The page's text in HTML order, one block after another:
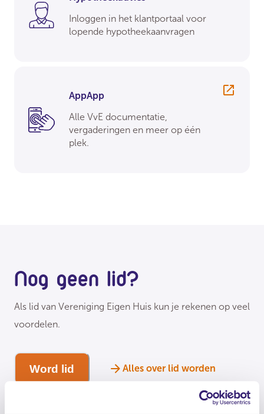
Inloggen in het klantportaal voor
lopende hypotheekaanvragen
AppApp
Alle VvE documentatie,
vergaderingen en meer op één
plek.
Nog geen lid?
Als lid van Vereniging Eigen Huis kun je rekenen op veel
voordelen.
Word lid Alles over lid worden